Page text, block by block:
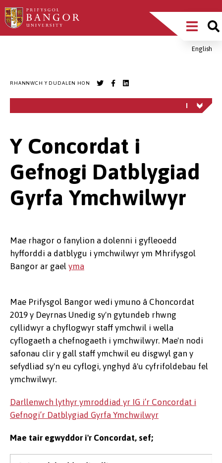
Sgipiwch
i’r
Main
MenuEnglish
RHANNWCH Y DUDALEN HON
Y Concordat i
Gefnogi Datblygiad
Gyrfa Ymchwilwyr
Mae rhagor o fanylion a dolenni i gyfleoedd
hyfforddi a datblygu i ymchwilwyr ym Mhrifysgol
Bangor ar gael yma
Mae Prifysgol Bangor wedi ymuno â Choncordat
2019 y Deyrnas Unedig sy'n gytundeb rhwng
cyllidwyr a chyflogwyr staff ymchwil i wella
cyflogaeth a chefnogaeth i ymchwilwyr. Mae'n nodi
safonau clir y gall staff ymchwil eu disgwyl gan y
sefydliad sy'n eu cyflogi, ynghyd â'u cyfrifoldebau fel
ymchwilwyr.
Darllenwch lythyr ymroddiad yr IG i’r Concordat i
Gefnogi’r Datblygiad Gyrfa Ymchwilwyr
Mae tair egwyddor i'r Concordat, sef;